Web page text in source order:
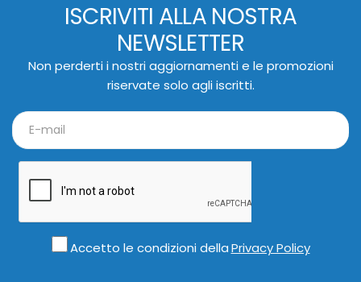
ISCRIVITI ALLA NOSTRA
NEWSLETTER
Non perderti i nostri aggiornamenti e le promozioni
riservate solo agli iscritti.
Accetto le condizioni dellaPrivacy Policy